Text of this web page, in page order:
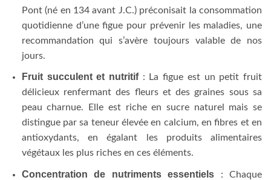
Pont (né en 134 avant J.C.) préconisait la consommation
quotidienne d’une figue pour prévenir les maladies, une
recommandation qui s’avère toujours valable de nos
jours.
Fruit succulent et nutritif: La figue est un petit fruit
délicieux renfermant des fleurs et des graines sous sa
peau charnue. Elle est riche en sucre naturel mais se
distingue par sa teneur élevée en calcium, en fibres et en
antioxydants, en égalant les produits alimentaires
végétaux les plus riches en ces éléments.
Concentration de nutriments essentiels : Chaque